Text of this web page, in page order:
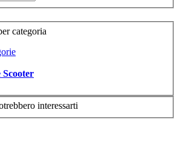
categoria
Scooter
interessarti